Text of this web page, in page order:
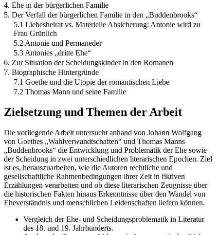
4. Ehe in der bürgerlichen Familie
5. Der Verfall der bürgerlichen Familie in den „Buddenbrooks“
5.1 Liebesheirat vs. Materielle Absicherung: Antonie wird zu
Frau Grünlich
5.2 Antonie und Permaneder
5.3 Antonies „dritte Ehe“
6. Zur Situation der Scheidungskinder in den Romanen
7. Biographische Hintergründe
7.1 Goethe und die Utopie der romantischen Liebe
7.2 Thomas Mann und seine Familie
Zielsetzung und Themen der Arbeit
Die vorliegende Arbeit untersucht anhand von Johann Wolfgang
von Goethes „Wahlverwandtschaften“ und Thomas Manns
„Buddenbrooks“ die Entwicklung und Problematik der Ehe sowie
der Scheidung in zwei unterschiedlichen literarischen Epochen. Ziel
ist es, herauszuarbeiten, wie die Autoren rechtliche und
gesellschaftliche Rahmenbedingungen ihrer Zeit in fiktiven
Erzählungen verarbeiten und ob diese literarischen Zeugnisse über
die historischen Fakten hinaus Erkenntnisse über den Wandel von
Eheverständnis und menschlichen Leidenschaften liefern können.
Vergleich der Ehe- und Scheidungsproblematik in Literatur
des 18. und 19. Jahrhunderts.